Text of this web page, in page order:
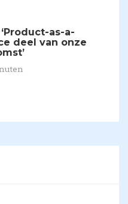
‘Product-as-a-
deel van onze